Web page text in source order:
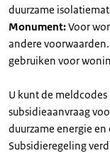
duurzame
Monument:Voor
andere
gebruiken voor
U kunt de
subsidieaanvraag
duurzame energie en
Subsidieregeling